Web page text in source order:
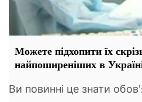
Можете підхопити їх
найпоширеніших в
Ви повинні це знати